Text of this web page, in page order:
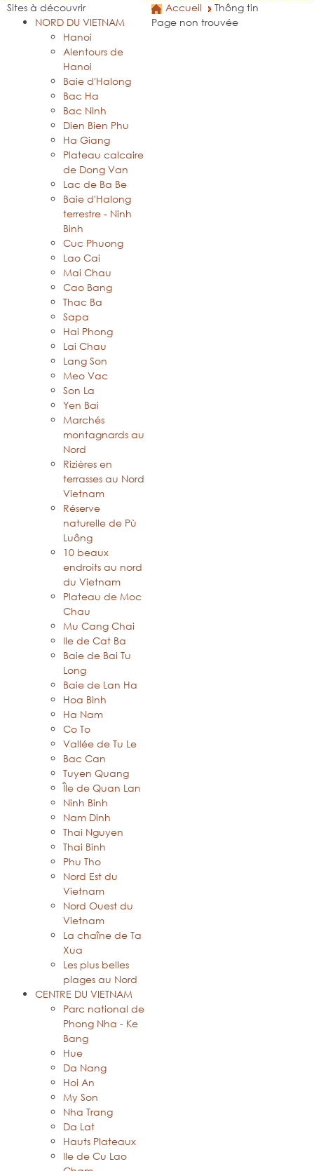
Sites à découvrir
NORD DU VIETNAM
Hanoi
Alentours de
Hanoi
Baie d'Halong
Bac Ha
Bac Ninh
Dien Bien Phu
Ha Giang
Plateau calcaire
de Dong Van
Lac de Ba Be
Baie d'Halong
terrestre - Ninh
Binh
Cuc Phuong
Lao Cai
Mai Chau
Cao Bang
Thac Ba
Sapa
Hai Phong
Lai Chau
Lang Son
Meo Vac
Son La
Yen Bai
Marchés
montagnards au
Nord
Rizières en
terrasses au Nord
Vietnam
Réserve
naturelle de Pù
Luông
10 beaux
endroits au nord
du Vietnam
Plateau de Moc
Chau
Mu Cang Chai
Ile de Cat Ba
Baie de Bai Tu
Long
Baie de Lan Ha
Hoa Binh
Ha Nam
Co To
Vallée de Tu Le
Bac Can
Tuyen Quang
Île de Quan Lan
Ninh Binh
Nam Dinh
Thai Nguyen
Thai Binh
Phu Tho
Nord Est du
Vietnam
Nord Ouest du
Vietnam
La chaîne de Ta
Xua
Les plus belles
plages au Nord
CENTRE DU VIETNAM
Parc national de
Phong Nha - Ke
Bang
Hue
Da Nang
Hoi An
My Son
Nha Trang
Da Lat
Hauts Plateaux
Ile de Cu Lao
Accueil
Thông tin
Page non trouvée